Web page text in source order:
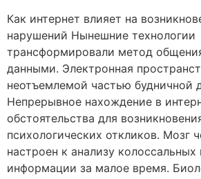
Как интернет влияет на
нарушений Нынешние технологии
трансформировали метод
данными. Электронная
неотъемлемой частью будничной
Непрерывное нахождение в
обстоятельства для
психологических откликов. Мозг
настроен к анализу
информации за малое время.